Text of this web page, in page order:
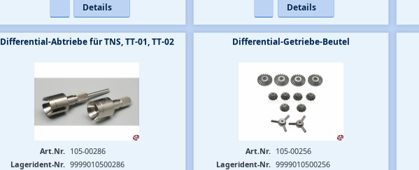
Details Details
Differential-Abtriebe für TNS, TT-01, TT-02
Art.Nr. 105-00286
Lagerident-Nr. 9999010500286
Differential-Getriebe-Beutel
Art.Nr. 105-00256
Lagerident-Nr. 9999010500256